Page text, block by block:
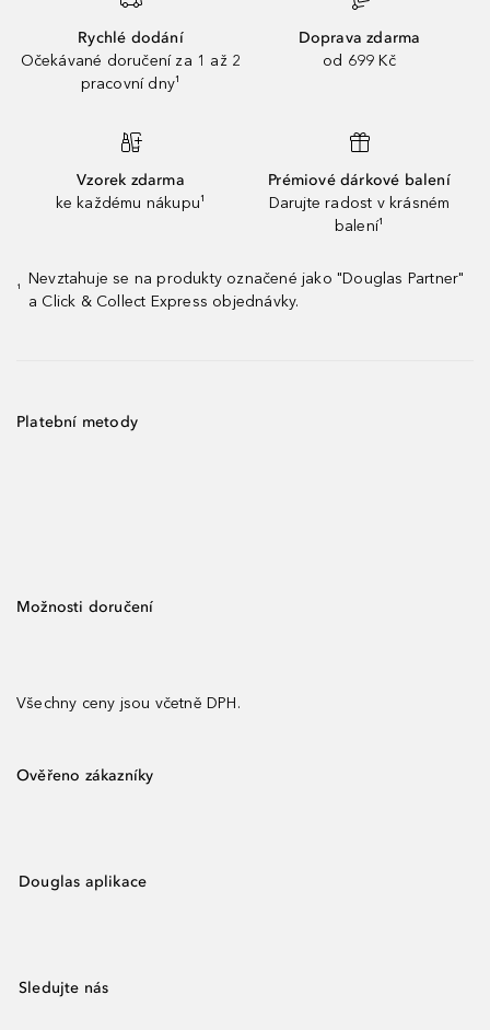
Rychlé dodání
Očekávané doručení za 1 až 2
pracovní dny¹
Doprava zdarma
od 699 Kč
Vzorek zdarma
ke každému nákupu¹
Prémiové dárkové balení
Darujte radost v krásném
balení¹
¹
Nevztahuje se na produkty označené jako "Douglas Partner"
a Click & Collect Express objednávky.
Platební metody
Možnosti doručení
Všechny ceny jsou včetně DPH.
Ověřeno zákazníky
Douglas aplikace
Sledujte nás